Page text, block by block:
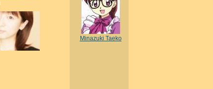
Minazuki Taeko